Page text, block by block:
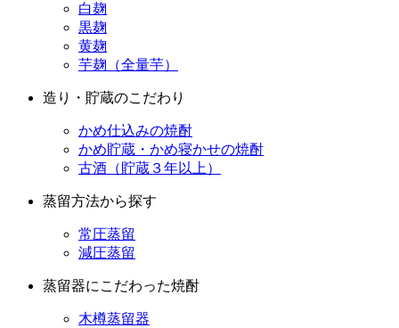
白麹
黒麹
黄麹
芋麹（全量芋）
造り・貯蔵のこだわり
かめ仕込みの焼酎
かめ貯蔵・かめ寝かせの焼酎
古酒（貯蔵３年以上）
蒸留方法から探す
常圧蒸留
減圧蒸留
蒸留器にこだわった焼酎
木樽蒸留器